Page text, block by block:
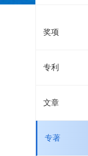
奖项
专利
文章
专著